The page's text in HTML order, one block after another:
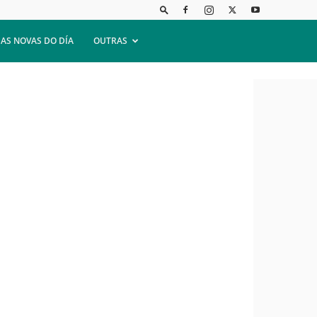
AS NOVAS DO DÍA OUTRAS